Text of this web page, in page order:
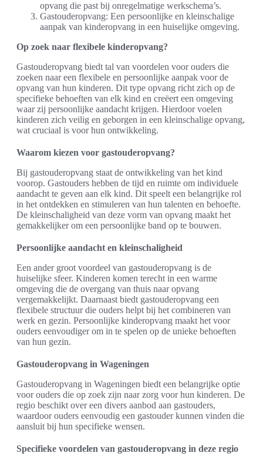
opvang die past bij onregelmatige werkschema’s.
Gastouderopvang: Een persoonlijke en kleinschalige
aanpak van kinderopvang in een huiselijke omgeving.
Op zoek naar flexibele kinderopvang?
Gastouderopvang biedt tal van voordelen voor ouders die
zoeken naar een flexibele en persoonlijke aanpak voor de
opvang van hun kinderen. Dit type opvang richt zich op de
specifieke behoeften van elk kind en creëert een omgeving
waar zij persoonlijke aandacht krijgen. Hierdoor voelen
kinderen zich veilig en geborgen in een kleinschalige opvang,
wat cruciaal is voor hun ontwikkeling.
Waarom kiezen voor gastouderopvang?
Bij gastouderopvang staat de ontwikkeling van het kind
voorop. Gastouders hebben de tijd en ruimte om individuele
aandacht te geven aan elk kind. Dit speelt een belangrijke rol
in het ontdekken en stimuleren van hun talenten en behoefte.
De kleinschaligheid van deze vorm van opvang maakt het
gemakkelijker om een persoonlijke band op te bouwen.
Persoonlijke aandacht en kleinschaligheid
Een ander groot voordeel van gastouderopvang is de
huiselijke sfeer. Kinderen komen terecht in een warme
omgeving die de overgang van thuis naar opvang
vergemakkelijkt. Daarnaast biedt gastouderopvang een
flexibele structuur die ouders helpt bij het combineren van
werk en gezin. Persoonlijke kinderopvang maakt het voor
ouders eenvoudiger om in te spelen op de unieke behoeften
van hun gezin.
Gastouderopvang in Wageningen
Gastouderopvang in Wageningen biedt een belangrijke optie
voor ouders die op zoek zijn naar zorg voor hun kinderen. De
regio beschikt over een divers aanbod aan gastouders,
waardoor ouders eenvoudig een gastouder kunnen vinden die
aansluit bij hun specifieke wensen.
Specifieke voordelen van gastouderopvang in deze regio